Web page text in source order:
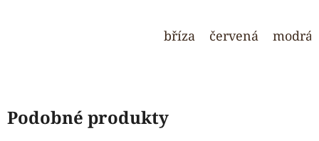
bříza červená modrá
Podobné produkty